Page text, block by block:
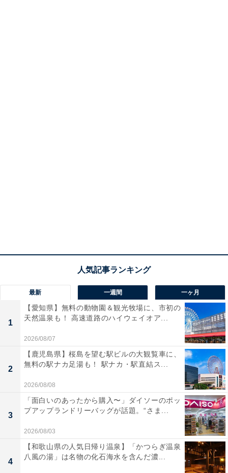
最新 一週間 一ヶ月
1
【愛知県】無料の動物園＆観光牧場に、市初の
天然温泉も！ 高速道路のハイウェイオア...
2026/08/07
2
【鹿児島県】桜島を望む駅ビルの大観覧車に、
無料の駅ナカ足湯も！ 駅ナカ・駅直結ス...
2026/08/08
3
「面白いのあったから購入〜」ダイソーのポッ
プアップランドリーバッグが話題。“さま...
2026/08/03
4
【和歌山県の人気日帰り温泉】「かつらぎ温泉
八風の湯」は名物の化石海水を含んだ濃...